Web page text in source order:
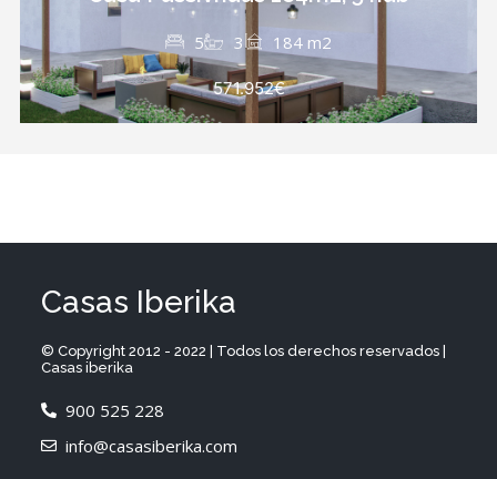
5 3 184 m2
571.952€
Casas Iberika
© Copyright 2012 - 2022 | Todos los derechos reservados |
Casas iberika
900 525 228
info@casasiberika.com